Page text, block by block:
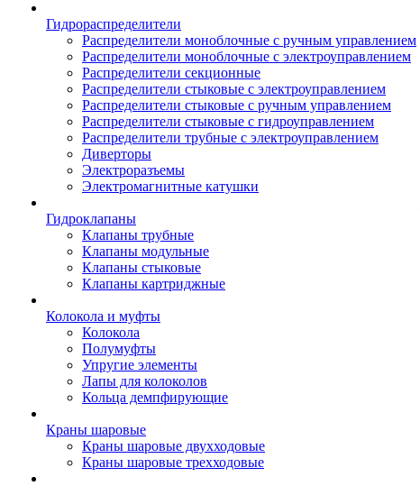
Гидрораспределители
Распределители моноблочные с ручным управлением
Распределители моноблочные с электроуправлением
Распределители секционные
Распределители стыковые с электроуправлением
Распределители стыковые с ручным управлением
Распределители стыковые с гидроуправлением
Распределители трубные с электроуправлением
Диверторы
Электроразъемы
Электромагнитные катушки
Гидроклапаны
Клапаны трубные
Клапаны модульные
Клапаны стыковые
Клапаны картриджные
Колокола и муфты
Колокола
Полумуфты
Упругие элементы
Лапы для колоколов
Кольца демпфирующие
Краны шаровые
Краны шаровые двухходовые
Краны шаровые трехходовые